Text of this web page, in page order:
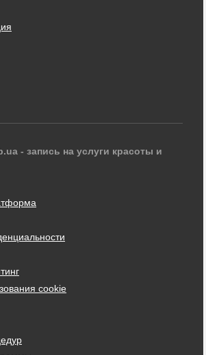
- запись на услуги красоты и
cookie